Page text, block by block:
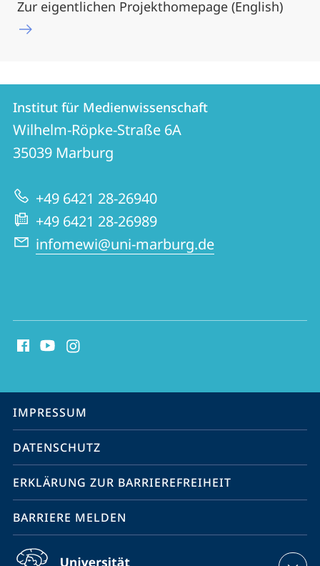
Zur eigentlichen Projekthomepage (English)
Kontakt
und
Informationen
zur
Website
Kontaktinformationen
Institut
für
Medienwissenschaft
Institut für Medienwissenschaft
Wilhelm-Röpke-Straße 6A
35039 Marburg
+49 6421 28-26940
+49 6421 28-26989
infomewi@uni-marburg.de
Media
Service-
Navigation
IMPRESSUM
DATENSCHUTZ
ERKLÄRUNG ZUR BARRIEREFREIHEIT
BARRIERE MELDEN